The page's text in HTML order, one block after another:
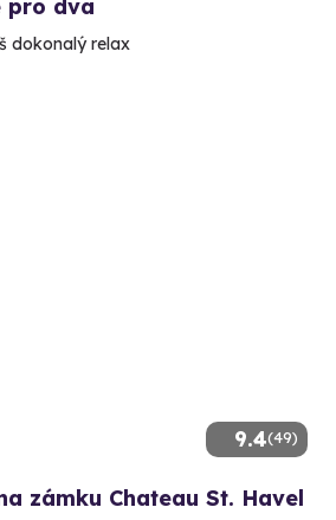
pro dva
dokonalý relax
9.4(49)
zámku Chateau St. Havel